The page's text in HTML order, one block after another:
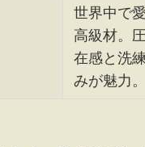
世界中で
高級材。
在感と洗
みが魅力。